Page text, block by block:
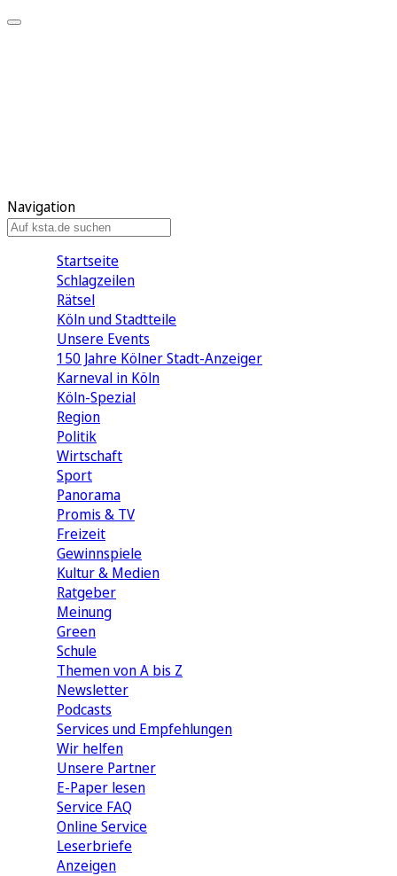
Navigation
Startseite
Schlagzeilen
Rätsel
Köln und Stadtteile
Unsere Events
150 Jahre Kölner Stadt-Anzeiger
Karneval in Köln
Köln-Spezial
Region
Politik
Wirtschaft
Sport
Panorama
Promis & TV
Freizeit
Gewinnspiele
Kultur & Medien
Ratgeber
Meinung
Green
Schule
Themen von A bis Z
Newsletter
Podcasts
Services und Empfehlungen
Wir helfen
Unsere Partner
E-Paper lesen
Service FAQ
Online Service
Leserbriefe
Anzeigen